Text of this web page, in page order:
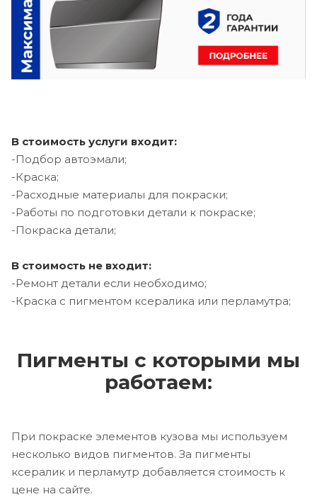
В стоимость услуги входит:
-Подбор автоэмали;
-Краска;
-Расходные материалы для покраски;
-Работы по подготовки детали к покраске;
-Покраска детали;
В стоимость не входит:
-Ремонт детали если необходимо;
-Краска с пигментом ксералика или перламутра;
Пигменты с которыми мы
работаем:
При покраске элементов кузова мы используем
несколько видов пигментов. За пигменты
ксералик и перламутр добавляется стоимость к
цене на сайте.